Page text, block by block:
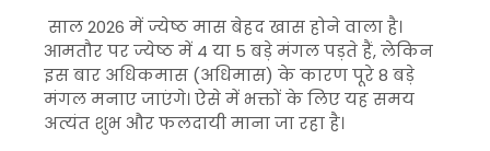
साल 2026 में ज्येष्ठ मास बेहद खास होने वाला है।
आमतौर पर ज्येष्ठ में 4 या 5 बड़े मंगल पड़ते हैं, लेकिन
इस बार अधिकमास (अधिमास) के कारण पूरे 8 बड़े
मंगल मनाए जाएंगे। ऐसे में भक्तों के लिए यह समय
अत्यंत शुभ और फलदायी माना जा रहा है।